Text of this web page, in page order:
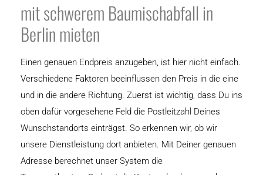
mit schwerem Baumischabfall in
Berlin mieten
Einen genauen Endpreis anzugeben, ist hier nicht einfach.
Verschiedene Faktoren beeinflussen den Preis in die eine
und in die andere Richtung. Zuerst ist wichtig, dass Du ins
oben dafür vorgesehene Feld die Postleitzahl Deines
Wunschstandorts einträgst. So erkennen wir, ob wir
unsere Dienstleistung dort anbieten. Mit Deiner genauen
Adresse berechnet unser System die